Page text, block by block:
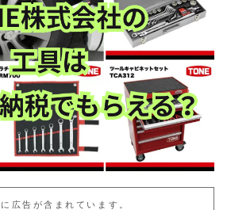
広告が含まれています。